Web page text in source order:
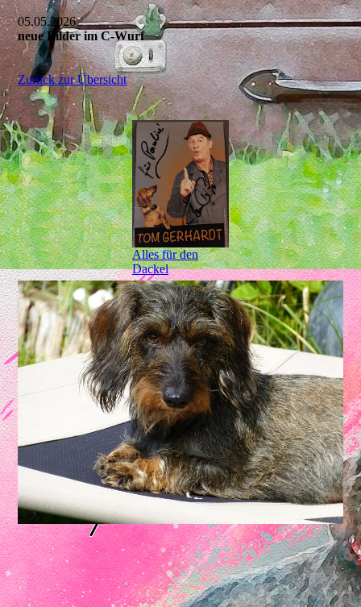
05.05.2026
neue Bilder im C-Wurf
Zurück zur Übersicht
Alles für den
Dackel